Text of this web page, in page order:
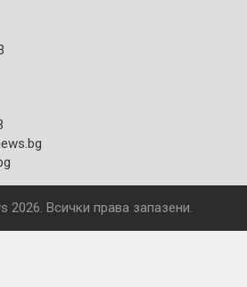
2026. Всички права запазени.